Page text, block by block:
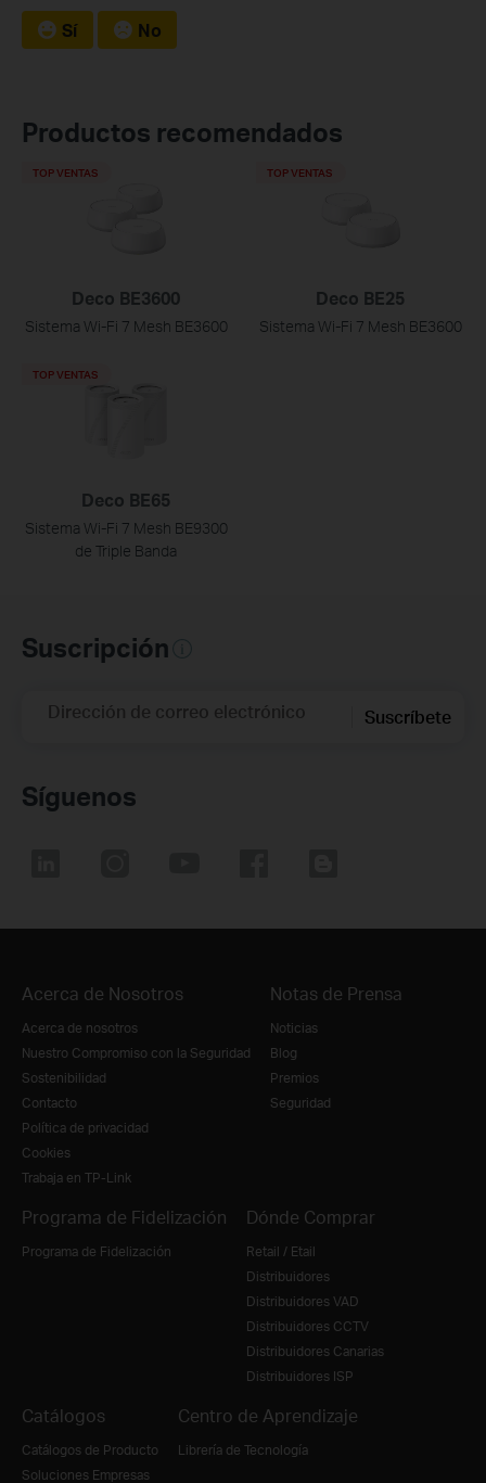
Sí No
Productos recomendados
Deco BE3600
Sistema Wi-Fi 7 Mesh BE3600
TOP VENTAS
Deco BE25
Sistema Wi-Fi 7 Mesh BE3600
TOP VENTAS
Deco BE65
Sistema Wi-Fi 7 Mesh BE9300
de Triple Banda
TOP VENTAS
Suscripción
Dirección de correo electrónico Suscríbete
Síguenos
Acerca de Nosotros
Acerca de nosotros
Nuestro Compromiso con la Seguridad
Sostenibilidad
Contacto
Política de privacidad
Cookies
Trabaja en TP-Link
Notas de Prensa
Noticias
Blog
Premios
Seguridad
Programa de Fidelización
Programa de Fidelización
Dónde Comprar
Retail / Etail
Distribuidores
Distribuidores VAD
Distribuidores CCTV
Distribuidores Canarias
Distribuidores ISP
Catálogos
Catálogos de Producto
Soluciones Empresas
Centro de Aprendizaje
Librería de Tecnología